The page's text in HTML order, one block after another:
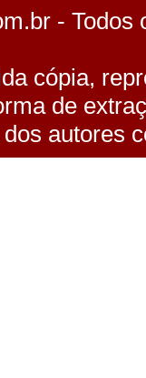
- Todos
cópia,
de
autores